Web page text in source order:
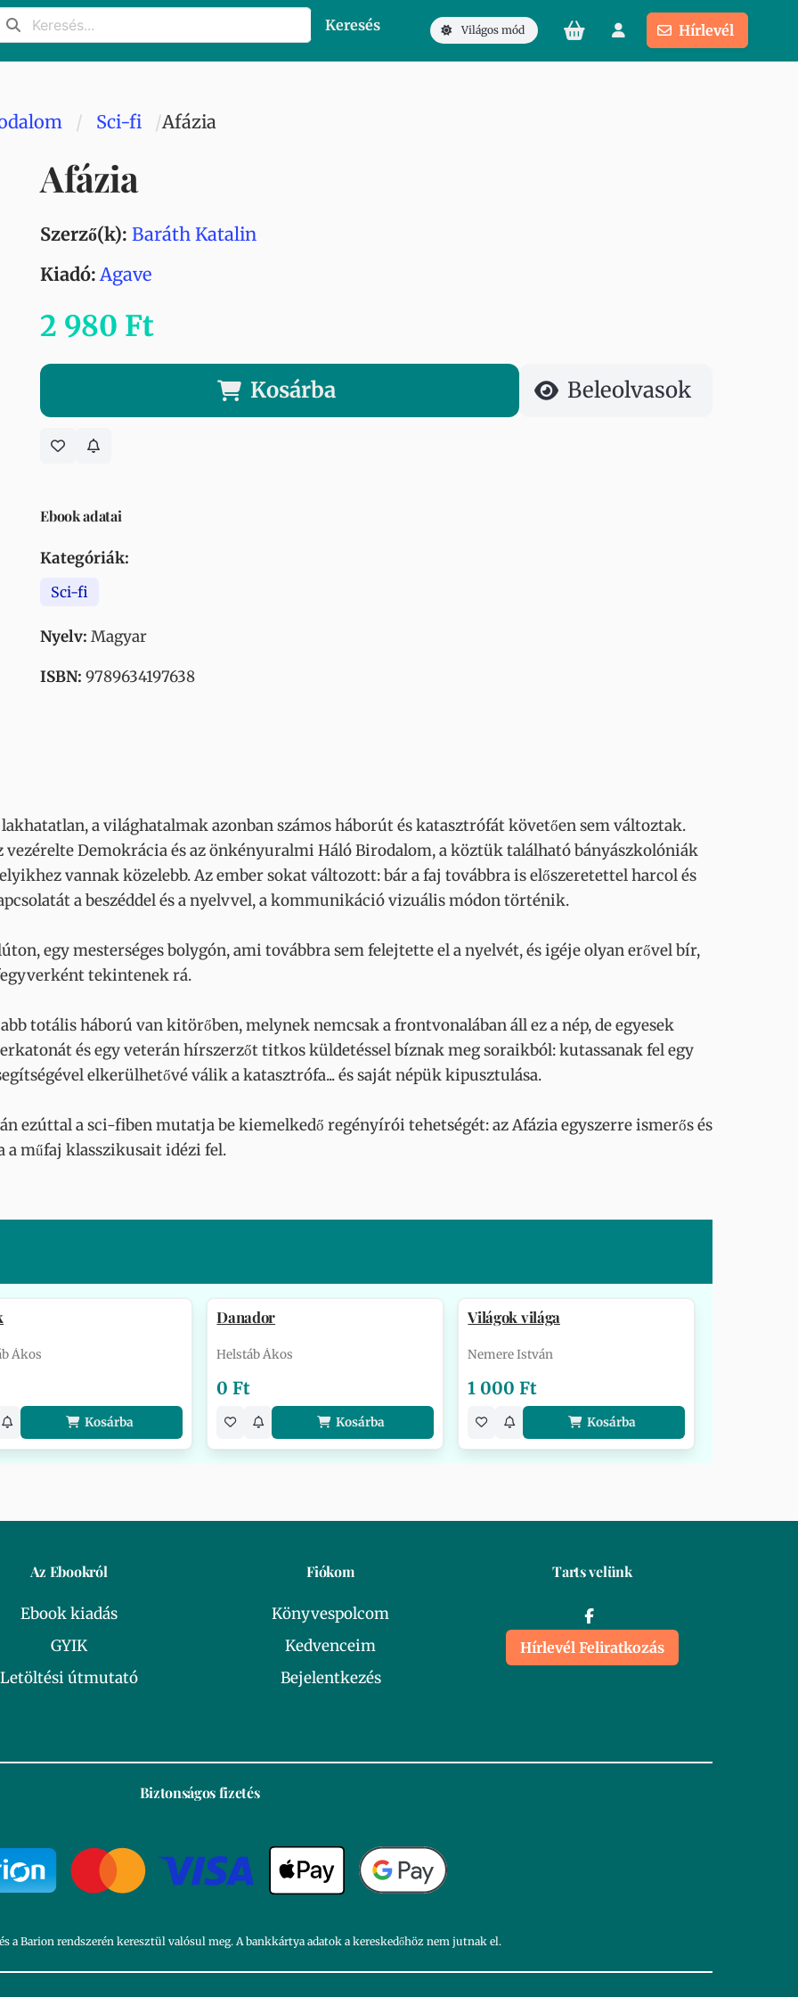
Keresés Világos mód Hírlevél
Sci-fi Afázia
Afázia
Szerző(k): Baráth Katalin
Kiadó: Agave
2 980 Ft
Kosárba Beleolvasok
Ebook adatai
Kategóriák:
Sci-fi
Nyelv: Magyar
ISBN: 9789634197638
a világhatalmak azonban számos háborút és katasztrófát követően sem változtak.
vezérelte Demokrácia és az önkényuralmi Háló Birodalom, a köztük található bányászkolóniák
vannak közelebb. Az ember sokat változott: bár a faj továbbra is előszeretettel harcol és
a beszéddel és a nyelvvel, a kommunikáció vizuális módon történik.
egy mesterséges bolygón, ami továbbra sem felejtette el a nyelvét, és igéje olyan erővel bír,
tekintenek rá.
totális háború van kitörőben, melynek nemcsak a frontvonalában áll ez a nép, de egyesek
és egy veterán hírszerzőt titkos küldetéssel bíznak meg soraikból: kutassanak fel egy
elkerülhetővé válik a katasztrófa... és saját népük kipusztulása.
ezúttal a sci-fiben mutatja be kiemelkedő regényírói tehetségét: az Afázia egyszerre ismerős és
a műfaj klasszikusait idézi fel.
Ákos
Kosárba
Danador
Helstáb Ákos
0 Ft
Kosárba
Világok világa
Nemere István
1 000 Ft
Kosárba
Az Ebookról
Ebook kiadás
GYIK
Letöltési útmutató
Fiókom
Könyvespolcom
Kedvenceim
Bejelentkezés
Tarts velünk
Hírlevél Feliratkozás
Biztonságos fizetés
a Barion rendszerén keresztül valósul meg. A bankkártya adatok a kereskedőhöz nem jutnak el.